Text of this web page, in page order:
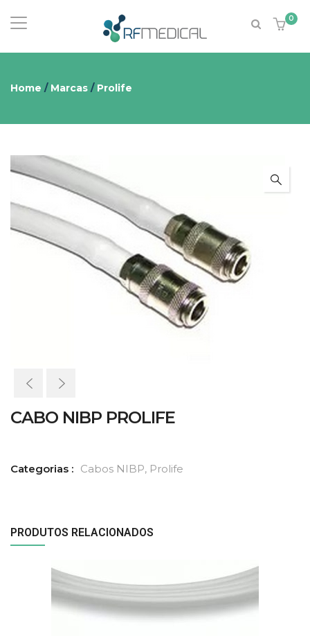
0
Home / Marcas / Prolife
CABO NIBP PROLIFE
Categorias : Cabos NIBP, Prolife
PRODUTOS RELACIONADOS